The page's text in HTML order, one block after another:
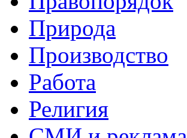
Природа
Производство
Работа
Религия